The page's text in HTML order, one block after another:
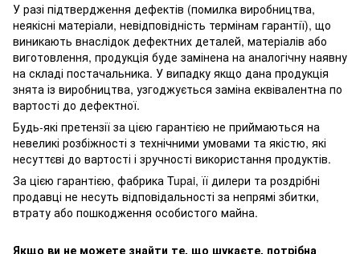
У разі підтвердження дефектів (помилка виробництва,
неякісні матеріали, невідповідність термінам гарантії), що
виникають внаслідок дефектних деталей, матеріалів або
виготовлення, продукція буде замінена на аналогічну наявну
на складі постачальника. У випадку якщо дана продукція
знята із виробництва, узгоджується заміна еквівалентна по
вартості до дефектної.
Будь-які претензії за цією гарантією не приймаються на
невеликі розбіжності з технічними умовами та якістю, які
несуттєві до вартості і зручності використання продуктів.
За цією гарантією, фабрика Tupai, її дилери та роздрібні
продавці не несуть відповідальності за непрямі збитки,
втрату або пошкодження особистого майна.
Якщо ви не можете знайти те, що шукаєте, потрібна